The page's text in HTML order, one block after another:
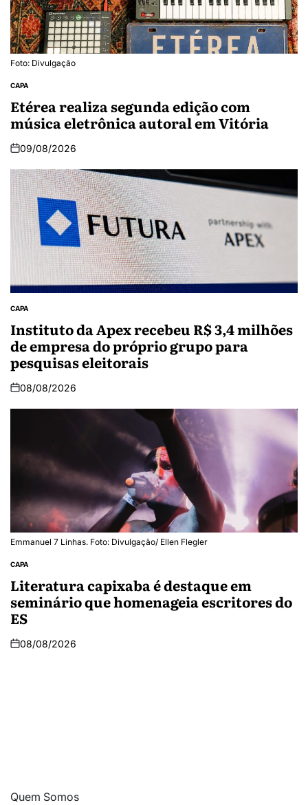
Foto: Divulgação
CAPA
Etérea realiza segunda edição com
música eletrônica autoral em Vitória
09/08/2026
CAPA
Instituto da Apex recebeu R$ 3,4 milhões
de empresa do próprio grupo para
pesquisas eleitorais
08/08/2026
Emmanuel 7 Linhas. Foto: Divulgação/ Ellen Flegler
CAPA
Literatura capixaba é destaque em
seminário que homenageia escritores do
ES
08/08/2026
Quem Somos